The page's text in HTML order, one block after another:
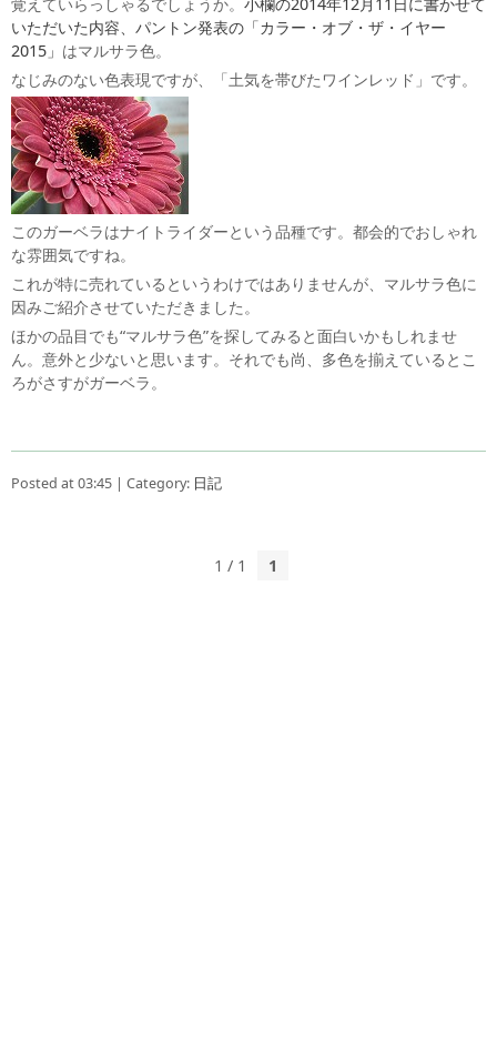
覚えていらっしゃるでしょうか。 小欄の2014年12月11日に書かせて
いただいた内容、パントン発表の「カラー・オブ・ザ・イヤー
2015」 はマルサラ色。
なじみのない色表現ですが、「土気を帯びたワインレッド」です。
このガーベラはナイトライダーという品種です。都会的でおしゃれ
な雰囲気ですね。
これが特に売れているというわけではありませんが、マルサラ色に
因みご紹介させていただきました。
ほかの品目でも“マルサラ色”を探してみると面白いかもしれませ
ん。意外と少ないと思います。それでも尚、多色を揃えているとこ
ろがさすがガーベラ。
Posted at 03:45 | Category: 日記
1 / 1 1